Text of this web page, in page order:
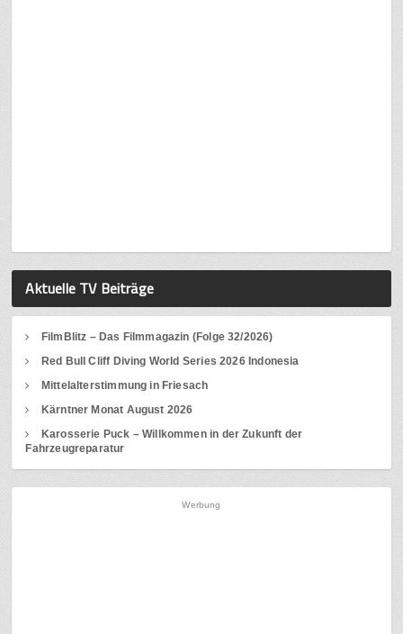
Aktuelle TV Beiträge
FilmBlitz – Das Filmmagazin (Folge 32/2026)
Red Bull Cliff Diving World Series 2026 Indonesia
Mittelalterstimmung in Friesach
Kärntner Monat August 2026
Karosserie Puck – Willkommen in der Zukunft der
Fahrzeugreparatur
Werbung